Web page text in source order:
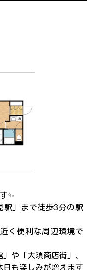
✨
駅」まで徒歩3分の駅
く便利な周辺環境で
や「大須商店街」、
日も楽しみが増えます